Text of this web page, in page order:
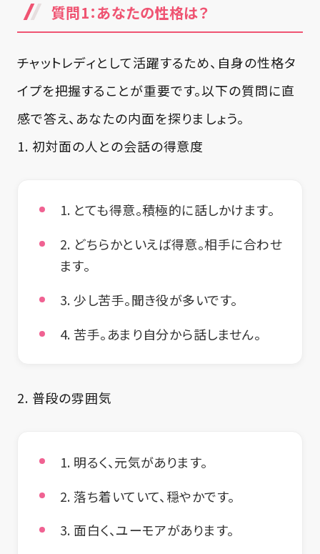
質問1：あなたの性格は？
チャットレディとして活躍するため、自身の性格タ
イプを把握することが重要です。以下の質問に直
感で答え、あなたの内面を探りましょう。
1. 初対面の人との会話の得意度
1. とても得意。積極的に話しかけます。
2. どちらかといえば得意。相手に合わせ
ます。
3. 少し苦手。聞き役が多いです。
4. 苦手。あまり自分から話しません。
2. 普段の雰囲気
1. 明るく、元気があります。
2. 落ち着いていて、穏やかです。
3. 面白く、ユーモアがあります。